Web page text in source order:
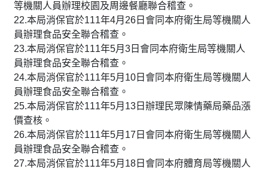
等機關人員辦理校園及周邊餐廳聯合稽查。
22.本局消保官於111年4月26日會同本府衛生局等機關人
員辦理食品安全聯合稽查。
23.本局消保官於111年5月3日會同本府衛生局等機關人
員辦理食品安全聯合稽查。
24.本局消保官於111年5月10日會同本府衛生局等機關人
員辦理食品安全聯合稽查。
25.本局消保官於111年5月13日辦理民眾陳情藥局藥品漲
價查核。
26.本局消保官於111年5月17日會同本府衛生局等機關人
員辦理食品安全聯合稽查。
27.本局消保官於111年5月18日會同本府體育局等機關人